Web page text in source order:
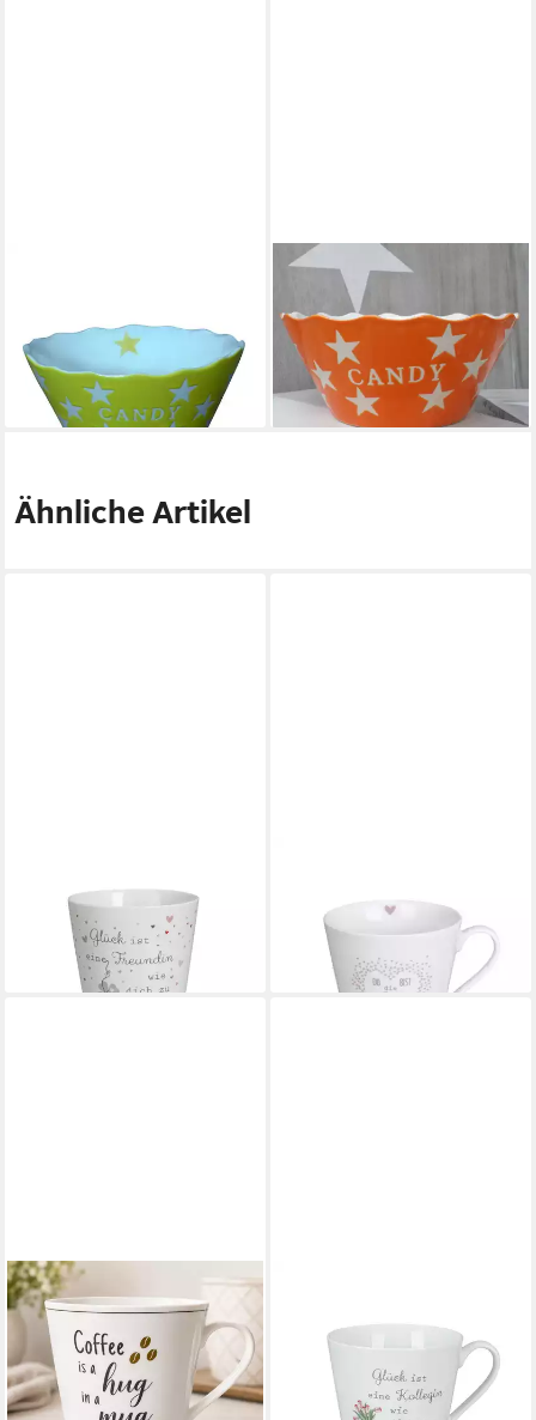
Schale GELB mit weißen
Sternen
15,95 €
lieferbar - in 3-4 Werktagen bei dir
KRASILNIKOFF
Schale Krasilnikoff CANDY
Schale ORANGE mit weißen
Sternen
15,95 €
lieferbar - in 3-4 Werktagen bei dir
Ähnliche Artikel
Becher Glück ist eine
Freundin
10,95 €
lieferbar - in 2-3 Werktagen bei dir
Beste
12,95 €
lieferbar - in 2-3 Werktagen bei dir
KRASILNIKOFF
Cappuccinotasse Happy Cup
Porzellan Kaffeebecher 400
ml Tasse Cappuccinotasse,
Kaffeebecher Porzellan
weiß aus Keramik
11,95 €
lieferbar - in 2-3 Werktagen bei dir